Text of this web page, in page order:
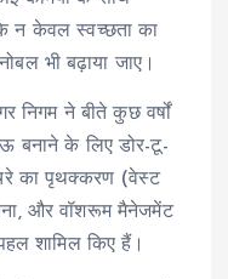
न केवल स्वच्छता का
भी बढ़ाया जाए।
निगम ने बीते कुछ वर्षों
बनाने के लिए डोर-टू-
का पृथक्करण (वेस्ट
और वॉशरूम मैनेजमेंट
शामिल किए हैं।